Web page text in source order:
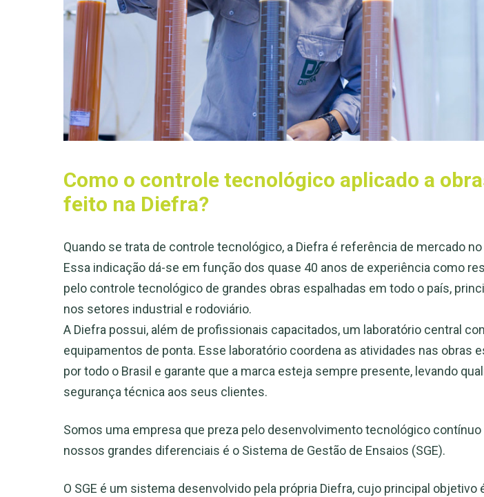
Como o controle tecnológico aplicado a
feito na Diefra?
Quando se trata de controle tecnológico, a Diefra é referência de mercado no
Essa indicação dá-se em função dos quase 40 anos de experiência como
pelo controle tecnológico de grandes obras espalhadas em todo o país,
nos setores industrial e rodoviário.
A Diefra possui, além de profissionais capacitados, um laboratório central
equipamentos de ponta. Esse laboratório coordena as atividades nas obras
por todo o Brasil e garante que a marca esteja sempre presente, levando
segurança técnica aos seus clientes.
Somos uma empresa que preza pelo desenvolvimento tecnológico contínuo
nossos grandes diferenciais é o Sistema de Gestão de Ensaios (SGE).
O SGE é um sistema desenvolvido pela própria Diefra, cujo principal objetivo